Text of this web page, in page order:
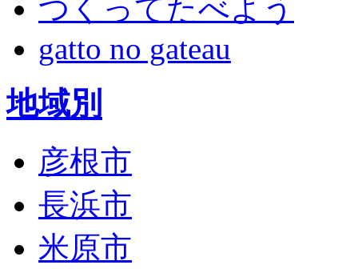
つくってたべよう
gatto no gateau
地域別
彦根市
長浜市
米原市